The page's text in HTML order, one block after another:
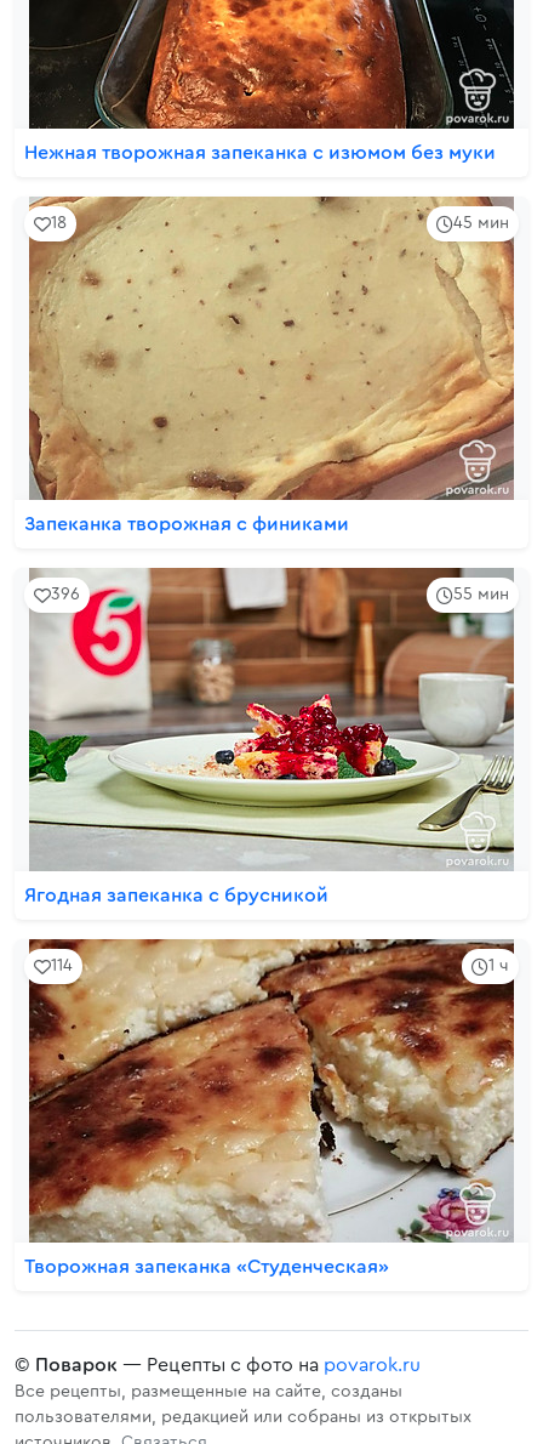
Нежная творожная запеканка с изюмом без муки
45 мин
18
Запеканка творожная с финиками
55 мин
396
Ягодная запеканка с брусникой
1 ч
114
Творожная запеканка «Студенческая»
© Поварок — Рецепты с фото на povarok.ru
Все рецепты, размещенные на сайте, созданы
пользователями, редакцией или собраны из открытых